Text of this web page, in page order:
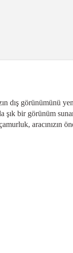
dış görünümünü
şık bir görünüm
aracınızın